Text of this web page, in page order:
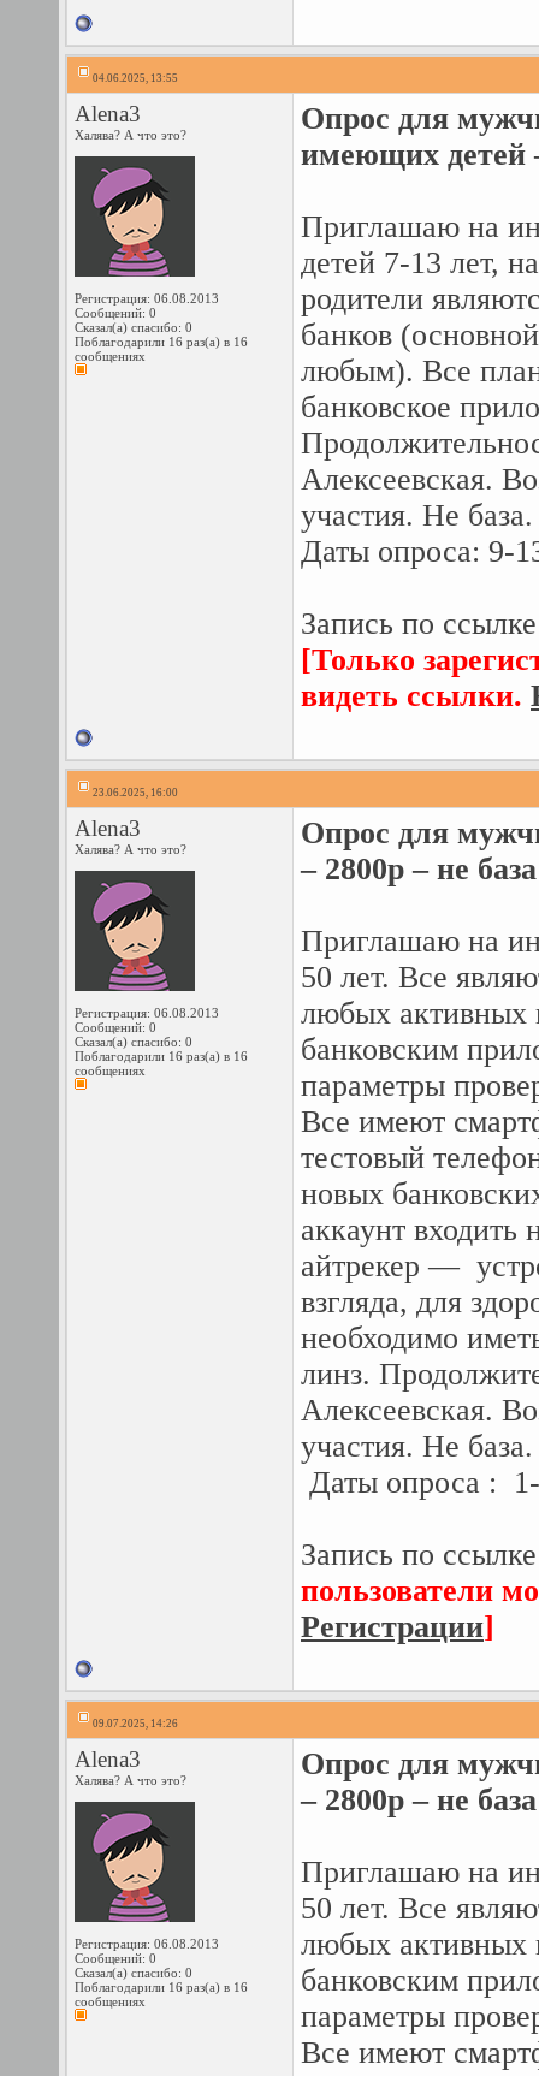
04.06.2025, 13:55
Alena3
Халява? А что это?
Регистрация: 06.08.2013
Сообщений: 0
Сказал(а) спасибо: 0
Поблагодарили 16 раз(а) в 16
сообщениях
Опрос для
имеющих детей
Приглашаю на
детей 7-13 лет,
родители
банков
любым). Все
банковское
Алексеевская.
участия. Не база.
Даты опроса: 9-
Запись по
[Только
видеть ссылки.
23.06.2025, 16:00
Alena3
Халява? А что это?
Регистрация: 06.08.2013
Сообщений: 0
Сказал(а) спасибо: 0
Поблагодарили 16 раз(а) в 16
сообщениях
Опрос для
– 2800р – не база
Приглашаю на
50 лет. Все
любых активных
банковским
параметры
Все имеют
тестовый
новых
аккаунт входить
айтрекер —
взгляда, для
необходимо
линз.
Алексеевская.
участия. Не база.
Даты опроса :
Запись по
пользователи
Регистрации]
09.07.2025, 14:26
Alena3
Халява? А что это?
Регистрация: 06.08.2013
Сообщений: 0
Сказал(а) спасибо: 0
Поблагодарили 16 раз(а) в 16
сообщениях
Опрос для
– 2800р – не база
Приглашаю на
50 лет. Все
любых активных
банковским
параметры
Все имеют